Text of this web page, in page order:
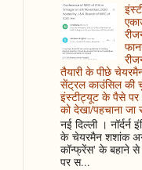
तैयारी के पीछे
सेंट्रल काउंसिल की
इंस्टीट्यूट के पैसे
को देखा/पहचाना जा
नई दिल्ली । नॉर्दर्न
के चेयरमैन शशांक
कॉन्फ्रेंस' के बहाने से
पर स...